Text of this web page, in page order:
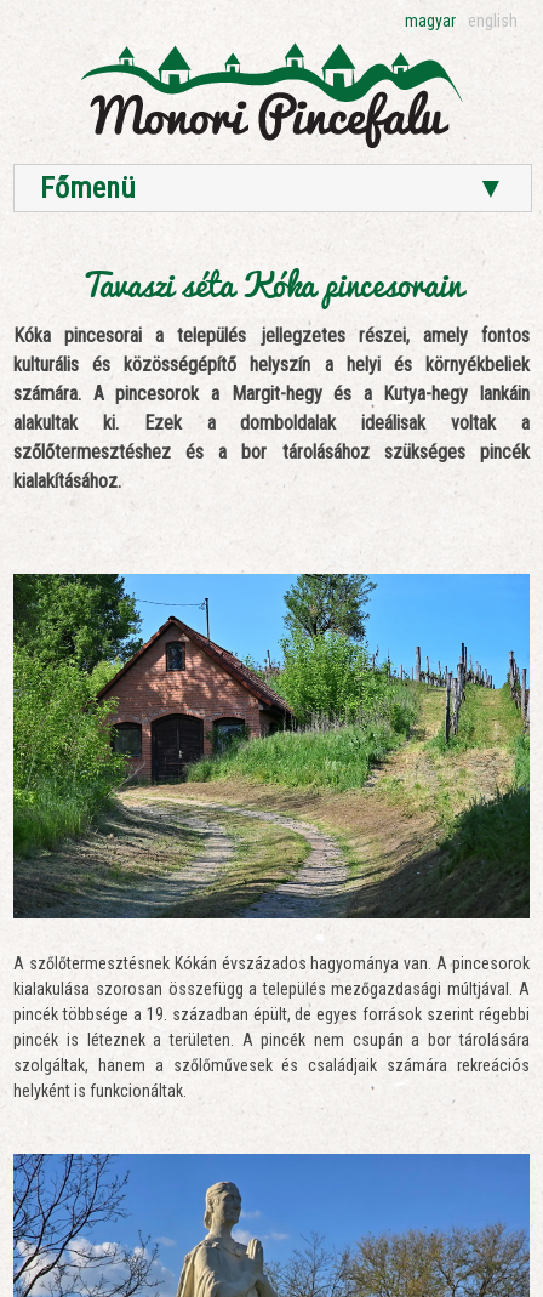
magyar english
Főmenü ▼
Tavaszi séta Kóka pincesorain
Kóka pincesorai a település jellegzetes részei, amely fontos
kulturális és közösségépítő helyszín a helyi és környékbeliek
számára. A pincesorok a Margit-hegy és a Kutya-hegy lankáin
alakultak ki. Ezek a domboldalak ideálisak voltak a
szőlőtermesztéshez és a bor tárolásához szükséges pincék
kialakításához.
A szőlőtermesztésnek Kókán évszázados hagyománya van. A pincesorok
kialakulása szorosan összefügg a település mezőgazdasági múltjával. A
pincék többsége a 19. században épült, de egyes források szerint régebbi
pincék is léteznek a területen. A pincék nem csupán a bor tárolására
szolgáltak, hanem a szőlőművesek és családjaik számára rekreációs
helyként is funkcionáltak.